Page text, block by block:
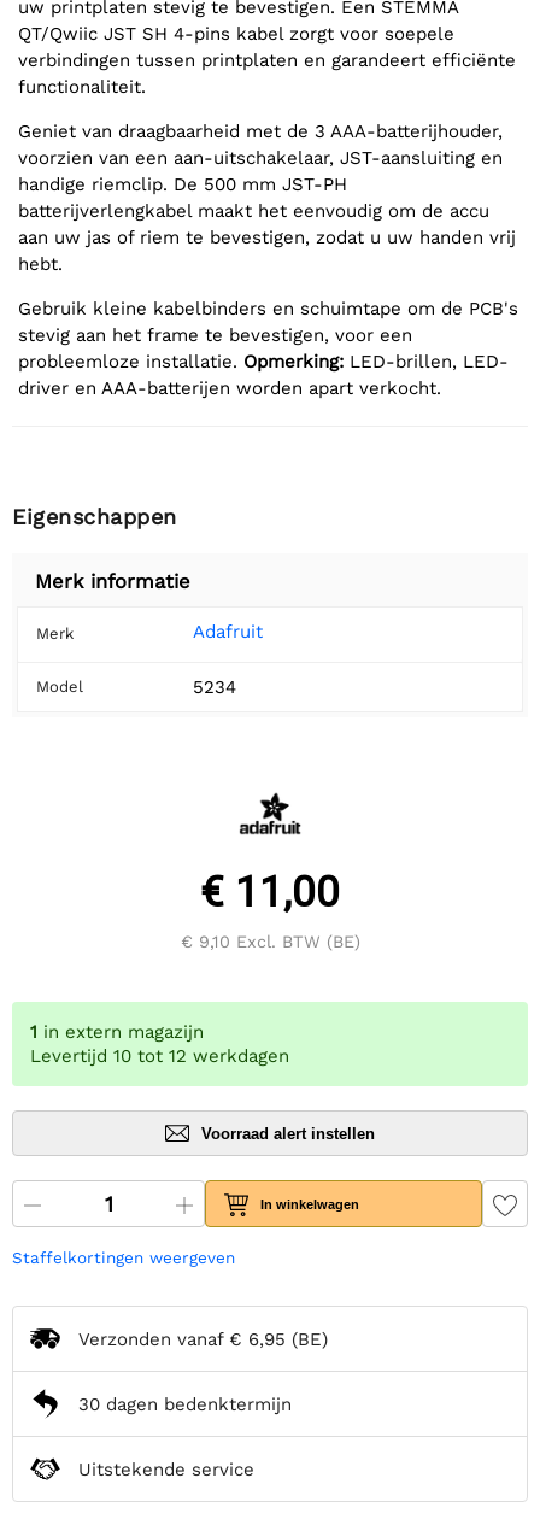
uw printplaten stevig te bevestigen. Een STEMMA
QT/Qwiic JST SH 4-pins kabel zorgt voor soepele
verbindingen tussen printplaten en garandeert efficiënte
functionaliteit.
Geniet van draagbaarheid met de 3 AAA-batterijhouder,
voorzien van een aan-uitschakelaar, JST-aansluiting en
handige riemclip. De 500 mm JST-PH
batterijverlengkabel maakt het eenvoudig om de accu
aan uw jas of riem te bevestigen, zodat u uw handen vrij
hebt.
Gebruik kleine kabelbinders en schuimtape om de PCB's
stevig aan het frame te bevestigen, voor een
probleemloze installatie. Opmerking: LED-brillen, LED-
driver en AAA-batterijen worden apart verkocht.
Eigenschappen
Merk informatie
Merk Adafruit
Model 5234
€ 11,00
€ 9,10 Excl. BTW (BE)
1 in extern magazijn
Levertijd 10 tot 12 werkdagen
Voorraad alert instellen
In winkelwagen
Staffelkortingen weergeven
Verzonden vanaf € 6,95 (BE)
30 dagen bedenktermijn
Uitstekende service